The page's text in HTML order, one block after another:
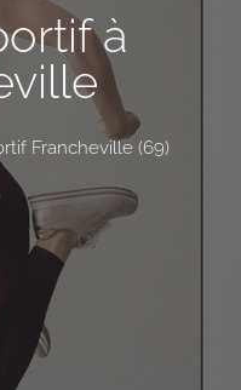
à
Francheville (69)